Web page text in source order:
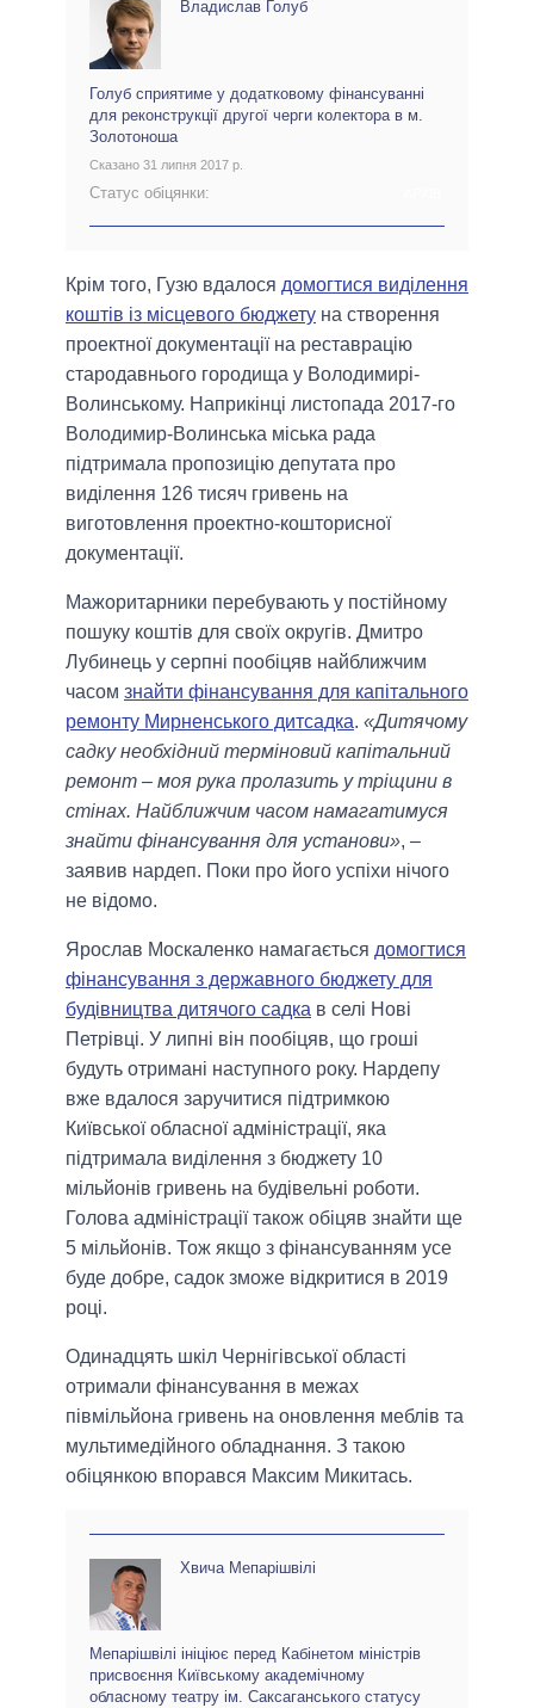
Владислав Голуб
Голуб сприятиме у додатковому фінансуванні
для реконструкції другої черги колектора в м.
Золотоноша
Сказано 31 липня 2017 р.
Статус обіцянки:
Крім того, Гузю вдалося домогтися виділення
коштів із місцевого бюджету на створення
проектної документації на реставрацію
стародавнього городища у Володимирі-
Волинському. Наприкінці листопада 2017-го
Володимир-Волинська міська рада
підтримала пропозицію депутата про
виділення 126 тисяч гривень на
виготовлення проектно-кошторисної
документації.
Мажоритарники перебувають у постійному
пошуку коштів для своїх округів. Дмитро
Лубинець у серпні пообіцяв найближчим
часом знайти фінансування для капітального
ремонту Мирненського дитсадка. «Дитячому
садку необхідний терміновий капітальний
ремонт – моя рука пролазить у тріщини в
стінах. Найближчим часом намагатимуся
знайти фінансування для установи», –
заявив нардеп. Поки про його успіхи нічого
не відомо.
Ярослав Москаленко намагається домогтися
фінансування з державного бюджету для
будівництва дитячого садка в селі Нові
Петрівці. У липні він пообіцяв, що гроші
будуть отримані наступного року. Нардепу
вже вдалося заручитися підтримкою
Київської обласної адміністрації, яка
підтримала виділення з бюджету 10
мільйонів гривень на будівельні роботи.
Голова адміністрації також обіцяв знайти ще
5 мільйонів. Тож якщо з фінансуванням усе
буде добре, садок зможе відкритися в 2019
році.
Одинадцять шкіл Чернігівської області
отримали фінансування в межах
півмільйона гривень на оновлення меблів та
мультимедійного обладнання. З такою
обіцянкою впорався Максим Микитась.
Хвича Мепарішвілі
Мепарішвілі ініціює перед Кабінетом міністрів
присвоєння Київському академічному
обласному театру ім. Саксаганського статусу